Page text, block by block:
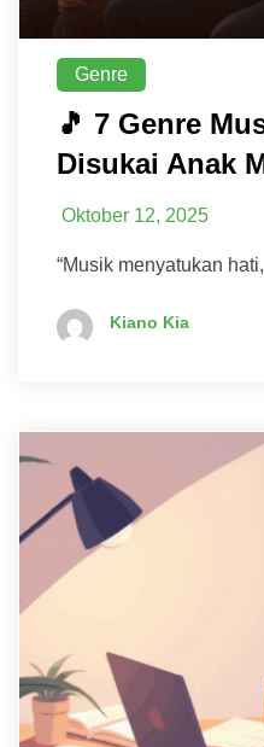
Genre
🎵 7 Genre
Disukai Anak
Oktober 12, 2025
“Musik menyatukan
Kiano Kia